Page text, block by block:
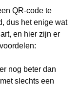
QR-code te
dus het enige wat
en hier zijn er
voordelen:
nog beter dan
slechts een